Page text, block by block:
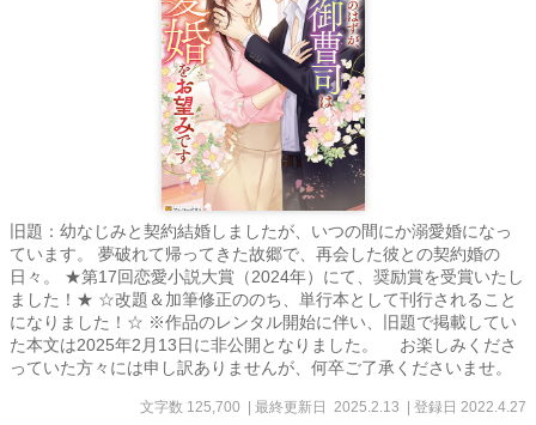
旧題：幼なじみと契約結婚しましたが、いつの間にか溺愛婚になっ
ています。 夢破れて帰ってきた故郷で、再会した彼との契約婚の
日々。 ★第17回恋愛小説大賞（2024年）にて、奨励賞を受賞いたし
ました！★ ☆改題＆加筆修正ののち、単行本として刊行されること
になりました！☆ ※作品のレンタル開始に伴い、旧題で掲載してい
た本文は2025年2月13日に非公開となりました。 お楽しみくださ
っていた方々には申し訳ありませんが、何卒ご了承くださいませ。
文字数 125,700 | 最終更新日 2025.2.13 | 登録日 2022.4.27